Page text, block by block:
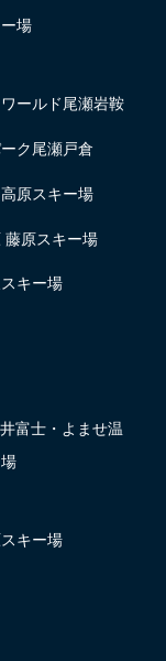
場
ールド尾瀬岩鞍
ク尾瀬戸倉
原スキー場
藤原スキー場
キー場
富士・よませ温
キー場